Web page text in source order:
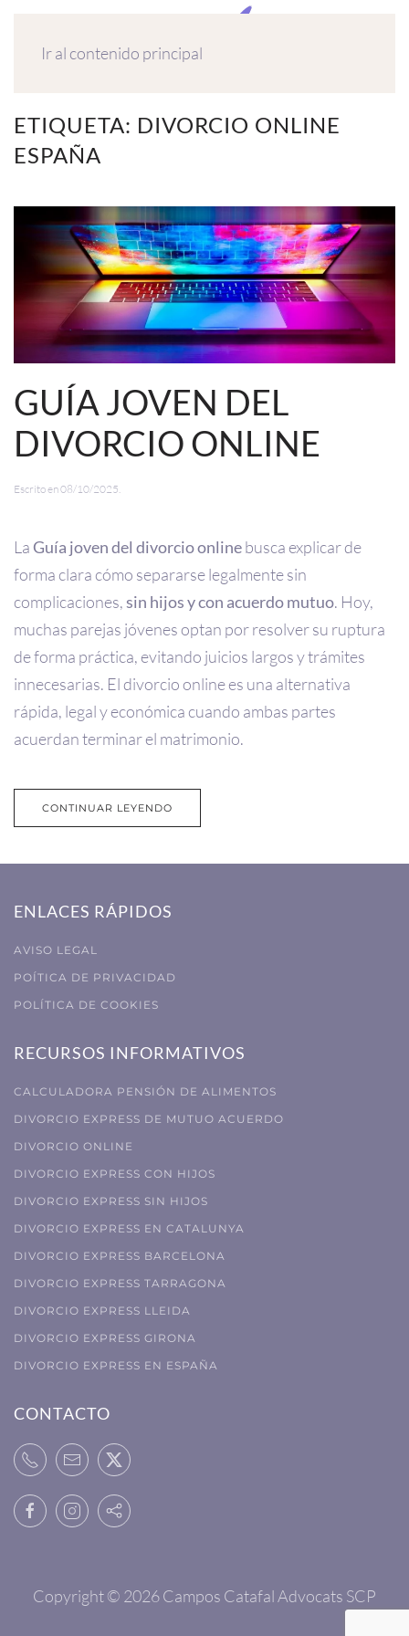
Ir al contenido principal
ETIQUETA: DIVORCIO ONLINE
ESPAÑA
GUÍA JOVEN DEL
DIVORCIO ONLINE
Escrito en08/10/2025
La Guía joven del divorcio onlinebusca explicar de
forma clara cómo separarse legalmente sin
complicaciones,sin hijos y con acuerdo mutuo. Hoy,
muchas parejas jóvenes optan por resolver su ruptura
de forma práctica, evitando juicios largos y trámites
innecesarias. El divorcio online es una alternativa
rápida, legal y económica cuando ambas partes
acuerdan terminar el matrimonio.
CONTINUAR LEYENDO
ENLACES RÁPIDOS
AVISO LEGAL
POÍTICA DE PRIVACIDAD
POLÍTICA DE COOKIES
RECURSOS INFORMATIVOS
CALCULADORA PENSIÓN DE ALIMENTOS
DIVORCIO EXPRESS DE MUTUO ACUERDO
DIVORCIO ONLINE
DIVORCIO EXPRESS CON HIJOS
DIVORCIO EXPRESS SIN HIJOS
DIVORCIO EXPRESS EN CATALUNYA
DIVORCIO EXPRESS BARCELONA
DIVORCIO EXPRESS TARRAGONA
DIVORCIO EXPRESS LLEIDA
DIVORCIO EXPRESS GIRONA
DIVORCIO EXPRESS EN ESPAÑA
CONTACTO
Copyright © 2026 Campos Catafal Advocats SCP